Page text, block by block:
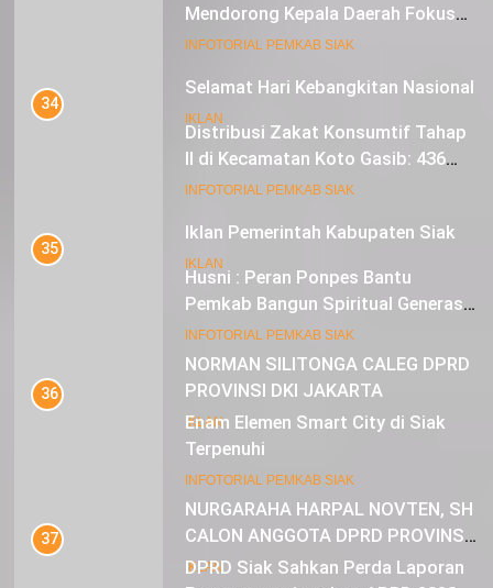
Selamat Hari Kebangkitan Nasional
IKLAN
Iklan Pemerintah Kabupaten Siak
IKLAN
NORMAN SILITONGA CALEG DPRD
PROVINSI DKI JAKARTA
IKLAN
NURGARAHA HARPAL NOVTEN, SH
CALON ANGGOTA DPRD PROVINSI
DKI JAKARTA
IKLAN
Mendorong Kepala Daerah Fokus
pada Inflasi dan Pilkada Serentak
INFOTORIAL PEMKAB SIAK
34
Distribusi Zakat Konsumtif Tahap
II di Kecamatan Koto Gasib: 436
Mustahik Terima Bantuan
INFOTORIAL PEMKAB SIAK
35
Husni : Peran Ponpes Bantu
Pemkab Bangun Spiritual Generasi
Muda
INFOTORIAL PEMKAB SIAK
36
Enam Elemen Smart City di Siak
Terpenuhi
INFOTORIAL PEMKAB SIAK
37
DPRD Siak Sahkan Perda Laporan